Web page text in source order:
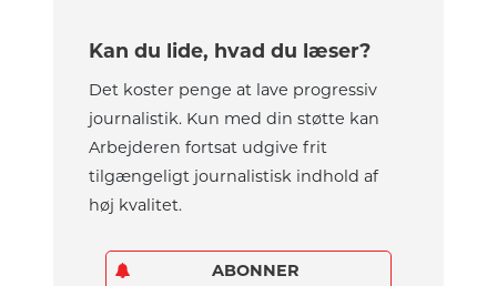
Kan du lide, hvad du læser?
Det koster penge at lave progressiv
journalistik. Kun med din støtte kan
Arbejderen fortsat udgive frit
tilgængeligt journalistisk indhold af
høj kvalitet.
ABONNER